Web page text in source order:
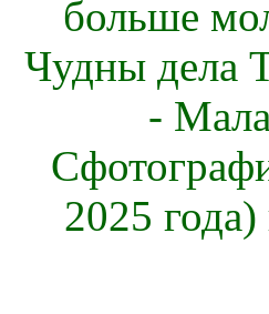
больше
Чудны дела
-
2025